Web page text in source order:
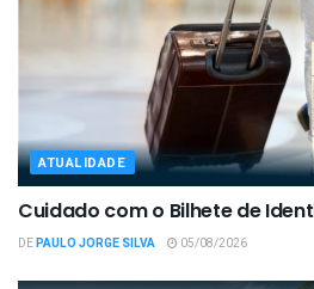
ATUALIDADE
Cuidado com o Bilhete de
DEPAULO JORGE SILVA 05/08/2026